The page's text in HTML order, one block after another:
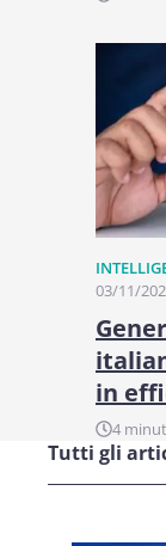
03/11/
in
4
Tutti gli